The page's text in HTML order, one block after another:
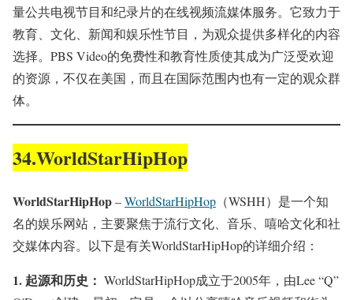
量公共电视节目和纪录片的在线视频流媒体服务。它致力于
教育、文化、新闻和娱乐性节目，为观众提供多样化的内容
选择。PBS Video的免费性和教育性质使其成为广泛受欢迎
的资源，不仅在美国，而且在国际范围内也有一定的观众群
体。
34.WorldStarHipHop
WorldStarHipHop–WorldStarHipHop （WSHH）是一个知
名的娱乐网站，主要聚焦于流行文化、音乐、嘻哈文化和社
交媒体内容。以下是有关WorldStarHipHop的详细介绍：
1. 起源和历史： WorldStarHipHop成立于2005年，由Lee “Q”